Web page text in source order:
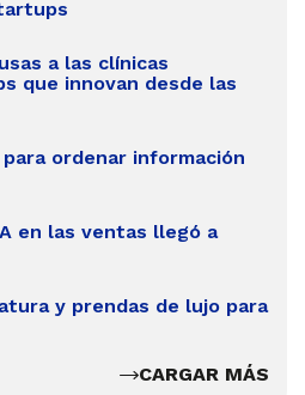
a las clínicas
que innovan desde las
ordenar información
en las ventas llegó a
y prendas de lujo para
CARGAR MÁS